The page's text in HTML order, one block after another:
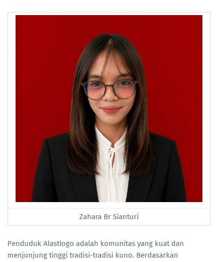
Zahara Br Sianturi
Penduduk Alastlogo adalah komunitas yang kuat dan
menjunjung tinggi tradisi-tradisi kuno. Berdasarkan